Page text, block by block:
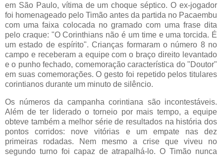
em São Paulo, vítima de um choque séptico. O ex-jogador
foi homenageado pelo Timão antes da partida no Pacaembu
com uma faixa colocada no gramado com uma frase dita
pelo craque: "O Corinthians não é um time e uma torcida. É
um estado de espírito". Crianças formaram o número 8 no
campo e receberam a equipe com o braço direito levantado
e o punho fechado, comemoração característica do "Doutor"
em suas comemorações. O gesto foi repetido pelos titulares
corintianos durante um minuto de silêncio.
Os números da campanha corintiana são incontestáveis.
Além de ter liderado o torneio por mais tempo, a equipe
obteve também a melhor série de resultados na história dos
pontos corridos: nove vitórias e um empate nas dez
primeiras rodadas. Nem mesmo a crise que viveu no
segundo turno foi capaz de atrapalhá-lo. O Timão nunca